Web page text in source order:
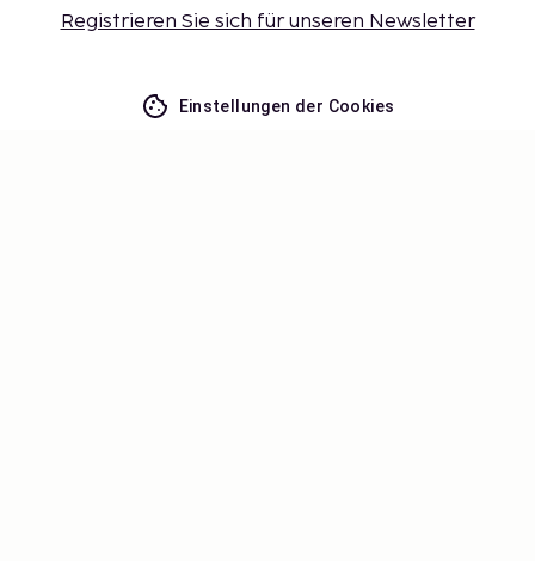
Registrieren Sie sich für unseren Newsletter
Einstellungen der Cookies